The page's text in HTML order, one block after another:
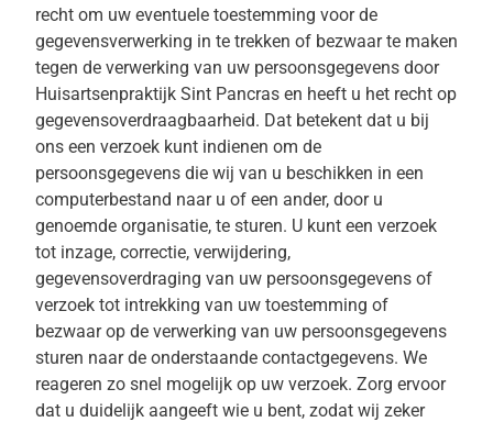
recht om uw eventuele toestemming voor de
gegevensverwerking in te trekken of bezwaar te maken
tegen de verwerking van uw persoonsgegevens door
Huisartsenpraktijk Sint Pancras en heeft u het recht op
gegevensoverdraagbaarheid. Dat betekent dat u bij
ons een verzoek kunt indienen om de
persoonsgegevens die wij van u beschikken in een
computerbestand naar u of een ander, door u
genoemde organisatie, te sturen. U kunt een verzoek
tot inzage, correctie, verwijdering,
gegevensoverdraging van uw persoonsgegevens of
verzoek tot intrekking van uw toestemming of
bezwaar op de verwerking van uw persoonsgegevens
sturen naar de onderstaande contactgegevens. We
reageren zo snel mogelijk op uw verzoek. Zorg ervoor
dat u duidelijk aangeeft wie u bent, zodat wij zeker